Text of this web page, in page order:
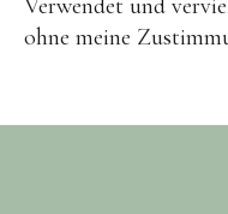
Verwendet und
ohne meine